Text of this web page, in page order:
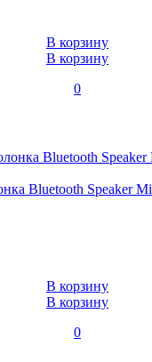
В корзину
В корзину
0
Bluetooth Speaker
В корзину
В корзину
0